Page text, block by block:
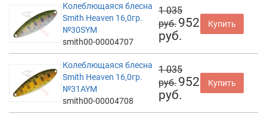
Колеблющаяся блесна
Smith Heaven 16,0гр.
№30SYM
smith00-00004707
1 035
руб. 952
руб.
Купить
Колеблющаяся блесна
Smith Heaven 16,0гр.
№31AYM
smith00-00004708
1 035
руб. 952
руб.
Купить